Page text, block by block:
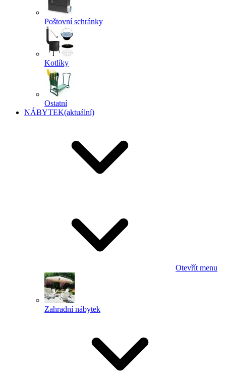
Poštovní schránky
Kotlíky
Ostatní
NÁBYTEK(aktuální)
Otevřít menu
Zahradní nábytek